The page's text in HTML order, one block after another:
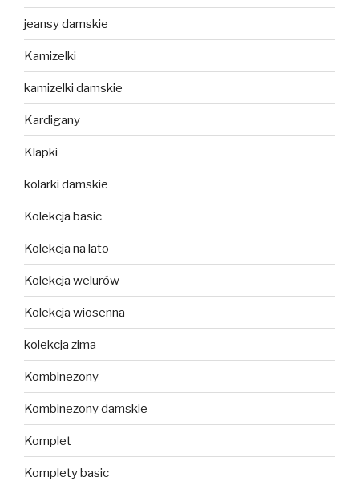
jeansy damskie
Kamizelki
kamizelki damskie
Kardigany
Klapki
kolarki damskie
Kolekcja basic
Kolekcja na lato
Kolekcja welurów
Kolekcja wiosenna
kolekcja zima
Kombinezony
Kombinezony damskie
Komplet
Komplety basic